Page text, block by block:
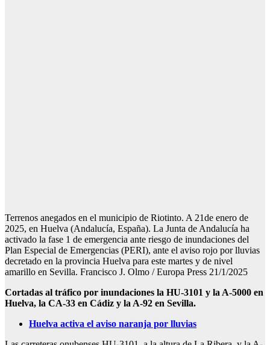
Terrenos anegados en el municipio de Riotinto. A 21de enero de
2025, en Huelva (Andalucía, España). La Junta de Andalucía ha
activado la fase 1 de emergencia ante riesgo de inundaciones del
Plan Especial de Emergencias (PERI), ante el aviso rojo por lluvias
decretado en la provincia Huelva para este martes y de nivel
amarillo en Sevilla. Francisco J. Olmo / Europa Press 21/1/2025
Cortadas al tráfico por inundaciones la HU-3101 y la A-5000 en
Huelva, la CA-33 en Cádiz y la A-92 en Sevilla.
Huelva activa el aviso naranja por lluvias